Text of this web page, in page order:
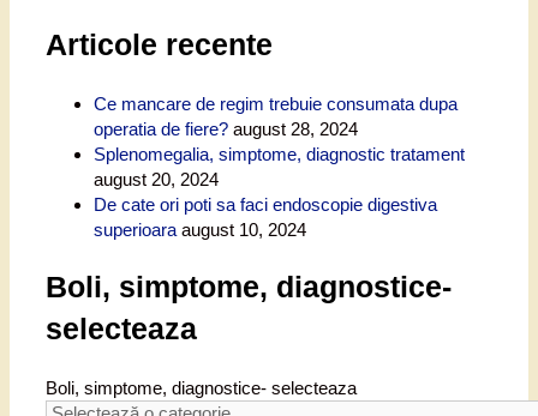
Articole recente
Ce mancare de regim trebuie consumata dupa
operatia de fiere? august 28, 2024
Splenomegalia, simptome, diagnostic tratament
august 20, 2024
De cate ori poti sa faci endoscopie digestiva
superioara august 10, 2024
Boli, simptome, diagnostice-
selecteaza
Boli, simptome, diagnostice- selecteaza